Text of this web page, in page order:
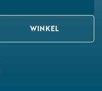
WINKEL